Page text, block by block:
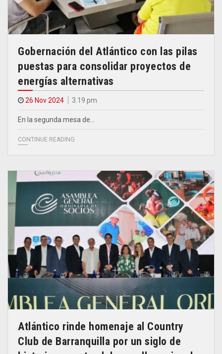
Gobernación del Atlántico con las pilas
puestas para consolidar proyectos de
energías alternativas
26 Nov 2024 3.19 pm
En la segunda mesa de…
CONTINUE READING
Atlántico rinde homenaje al Country
Club de Barranquilla por un siglo de